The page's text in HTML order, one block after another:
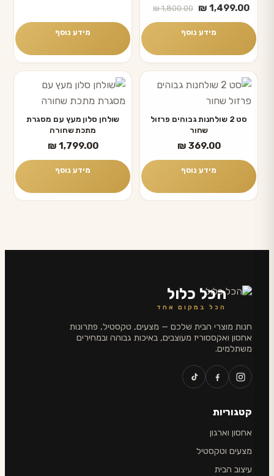
₪1,800.00
המחיר
המקורי
היה:
₪ 1,499.00
המחיר
הנוכחי
הוא:
מידע נוסף מידע נוסף
סט 2 שולחנות גבוהים פרזול
שחור
₪ 369.00
מידע נוסף
שולחן סלון מעץ עם מסגרת
מתכת שחורה
₪ 1,799.00
מידע נוסף
הכל כלול
הכל במקום אחד
חנות מוצרי הבית שלכם — מצעים, טקסטיל, פתרונות
אחסון ואקססוריז מעוצבים, באיכות גבוהה ובמחירים
משתלמים.
קטגוריות
אחסון וארגון
מצעים וטקסטיל
עיצוב הבית